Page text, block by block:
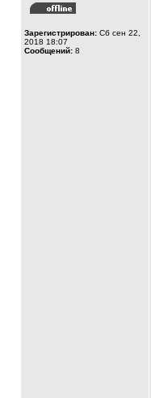
Зарегистрирован: Сб сен 22,
2018 18:07
Сообщений: 8